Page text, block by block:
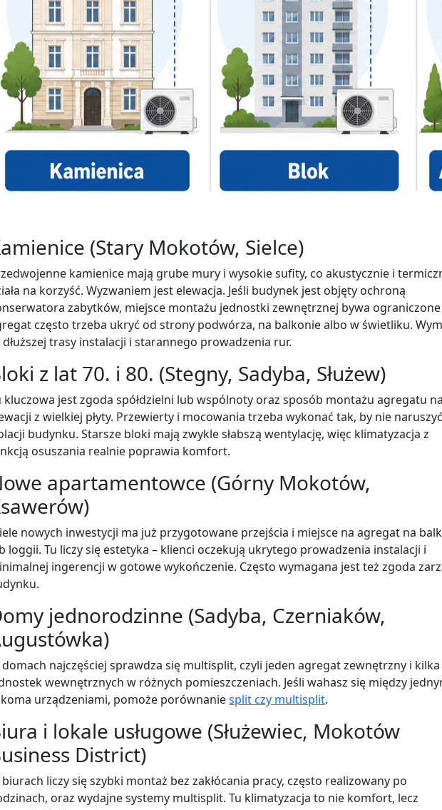
(Stary Mokotów, Sielce)
kamienice mają grube mury i wysokie sufity, co akustycznie i
na korzyść. Wyzwaniem jest elewacja. Jeśli budynek jest objęty ochroną
zabytków, miejsce montażu jednostki zewnętrznej bywa ograniczone
często trzeba ukryć od strony podwórza, na balkonie albo w świetliku.
trasy instalacji i starannego prowadzenia rur.
z lat 70. i 80. (Stegny, Sadyba, Służew)
kluczowa jest zgoda spółdzielni lub wspólnoty oraz sposób montażu agregatu na
z wielkiej płyty. Przewierty i mocowania trzeba wykonać tak, by nie naruszyć
budynku. Starsze bloki mają zwykle słabszą wentylację, więc klimatyzacja z
osuszania realnie poprawia komfort.
apartamentowce (Górny Mokotów,
nowych inwestycji ma już przygotowane przejścia i miejsce na agregat na
loggii. Tu liczy się estetyka – klienci oczekują ukrytego prowadzenia instalacji i
ingerencji w gotowe wykończenie. Często wymagana jest też zgoda
jednorodzinne (Sadyba, Czerniaków,
domach najczęściej sprawdza się multisplit, czyli jeden agregat zewnętrzny i kilka
wewnętrznych w różnych pomieszczeniach. Jeśli wahasz się między
urządzeniami, pomoże porównaniesplit czy multisplit.
i lokale usługowe (Służewiec, Mokotów
District)
biurach liczy się szybki montaż bez zakłócania pracy, często realizowany po
oraz wydajne systemy multisplit. Tu klimatyzacja to nie komfort, lecz